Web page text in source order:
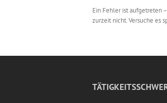
Ein Fehler ist aufgetreten
zurzeit nicht. Versuche es